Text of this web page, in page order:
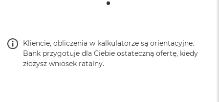
Kliencie, obliczenia w kalkulatorze są orientacyjne.
Bank przygotuje dla Ciebie ostateczną ofertę, kiedy
złożysz wniosek ratalny.